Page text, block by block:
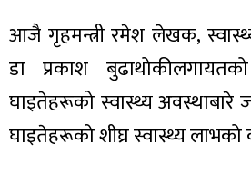
आजै गृहमन्त्री रमेश लेखक, स्वास्थ्य
डा प्रकाश
घाइतेहरूको स्वास्थ्य अवस्थाबारे
घाइतेहरूको शीघ्र स्वास्थ्य